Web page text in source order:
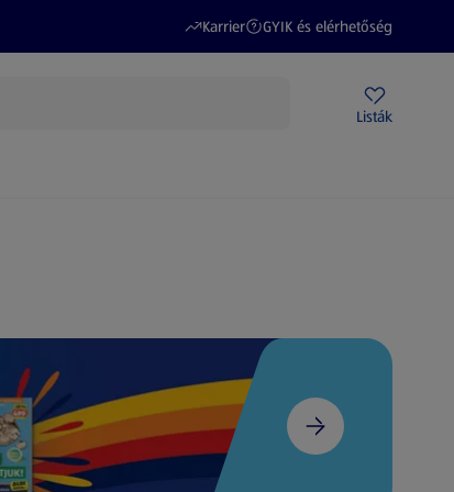
Karrier
(új oldalon nyílik meg)
GYIK és elérhetőség
(új oldalon nyílik meg)
Listák